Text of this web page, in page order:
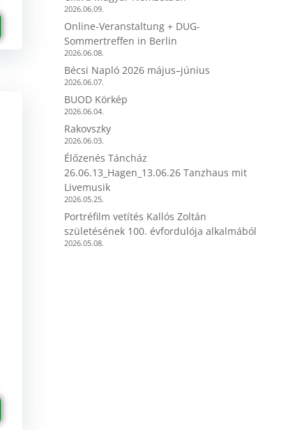
2026.06.09.
Online-Veranstaltung + DUG-
Sommertreffen in Berlin
2026.06.08.
Bécsi Napló 2026 május–június
2026.06.07.
BUOD Körkép
2026.06.04.
Rakovszky
2026.06.03.
Élőzenés Táncház
26.06.13_Hagen_13.06.26 Tanzhaus mit
Livemusik
2026.05.25.
Portréfilm vetítés Kallós Zoltán
születésének 100. évfordulója alkalmából
2026.05.08.